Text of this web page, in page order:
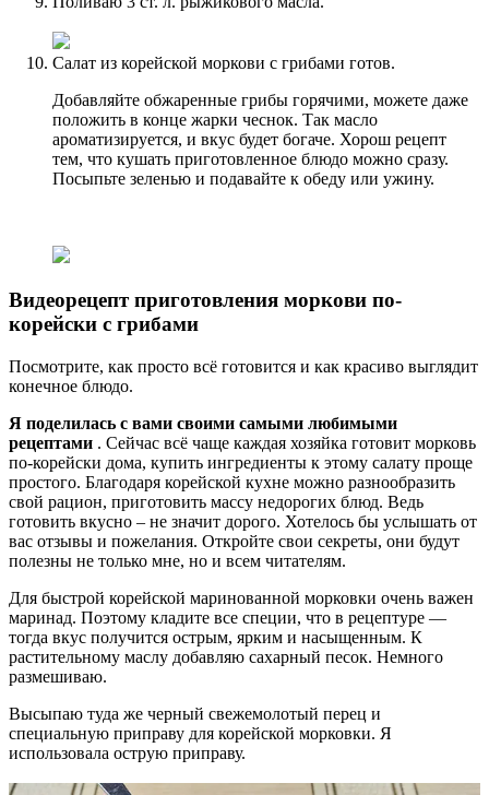
Салат из корейской моркови с грибами готов.
Добавляйте обжаренные грибы горячими, можете даже
положить в конце жарки чеснок. Так масло
ароматизируется, и вкус будет богаче. Хорош рецепт
тем, что кушать приготовленное блюдо можно сразу.
Посыпьте зеленью и подавайте к обеду или ужину.
Видеорецепт приготовления моркови по-
корейски с грибами
Посмотрите, как просто всё готовится и как красиво выглядит
конечное блюдо.
Я поделилась с вами своими самыми любимыми
рецептами . Сейчас всё чаще каждая хозяйка готовит морковь
по-корейски дома, купить ингредиенты к этому салату проще
простого. Благодаря корейской кухне можно разнообразить
свой рацион, приготовить массу недорогих блюд. Ведь
готовить вкусно – не значит дорого. Хотелось бы услышать от
вас отзывы и пожелания. Откройте свои секреты, они будут
полезны не только мне, но и всем читателям.
Для быстрой корейской маринованной морковки очень важен
маринад. Поэтому кладите все специи, что в рецептуре —
тогда вкус получится острым, ярким и насыщенным. К
растительному маслу добавляю сахарный песок. Немного
размешиваю.
Высыпаю туда же черный свежемолотый перец и
специальную приправу для корейской морковки. Я
использовала острую приправу.